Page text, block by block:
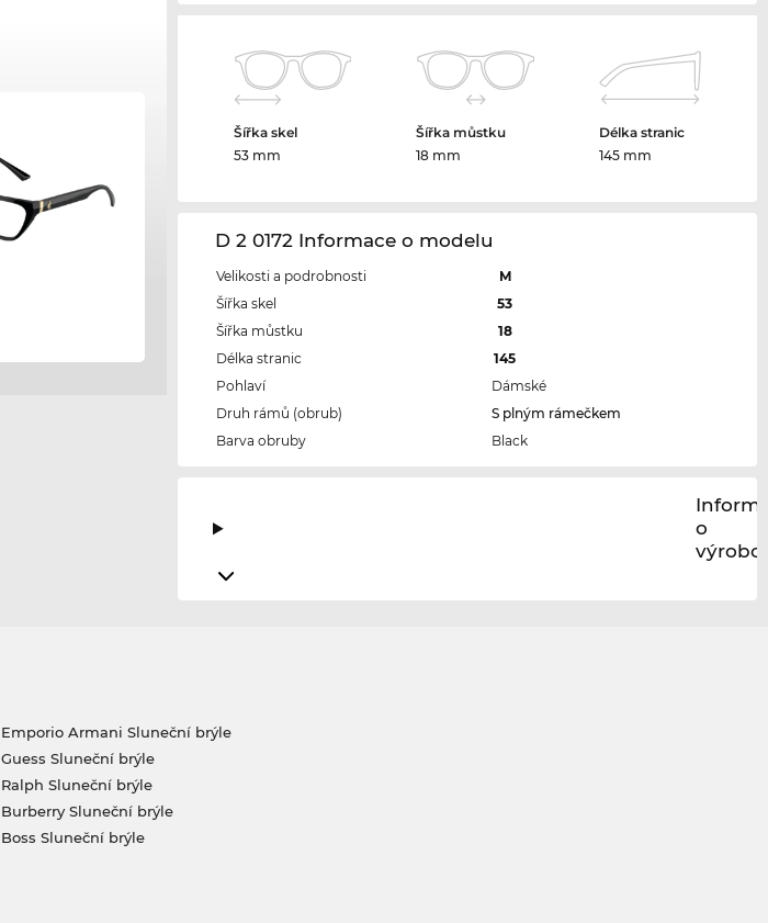
Šířka skel
53 mm
Šířka můstku
18 mm
Délka stranic
145 mm
D 2 0172 Informace o modelu
Velikosti a podrobnosti
M
Šířka skel
53
Šířka můstku
18
Délka stranic
145
Pohlaví
Dámské
Druh rámů (obrub)
S plným rámečkem
Barva obruby
Black
o
výrobci
Emporio Armani Sluneční brýle
Guess Sluneční brýle
Ralph Sluneční brýle
Burberry Sluneční brýle
Boss Sluneční brýle